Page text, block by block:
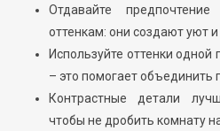
Отдавайте
оттенкам: они создают уют и
Используйте оттенки
– это помогает объединить
Контрастные детали
чтобы не дробить комнату